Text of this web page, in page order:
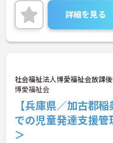
です！
ご興味ある方には、面接
詳細をお話しいたします
い。
詳細を見る
社会福祉法人博愛福祉会放課
博愛福祉会
【兵庫県／加古郡
での児童発達支援
＞